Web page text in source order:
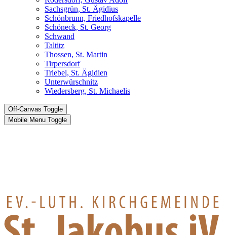
Sachsgrün, St. Ägidius
Schönbrunn, Friedhofskapelle
Schöneck, St. Georg
Schwand
Taltitz
Thossen, St. Martin
Tirpersdorf
Triebel, St. Ägidien
Unterwürschnitz
Wiedersberg, St. Michaelis
Off-Canvas Toggle
Mobile Menu Toggle